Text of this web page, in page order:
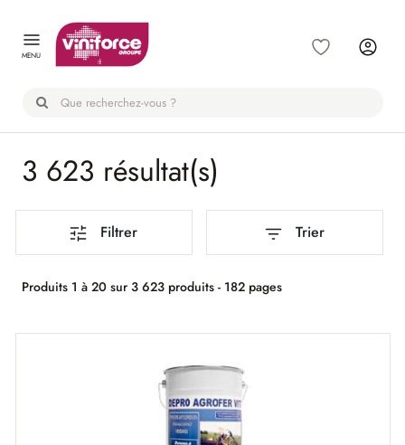
MENU
3 623 résultat(s)
Filtrer Trier
Produits 1 à 20 sur 3 623 produits - 182 pages